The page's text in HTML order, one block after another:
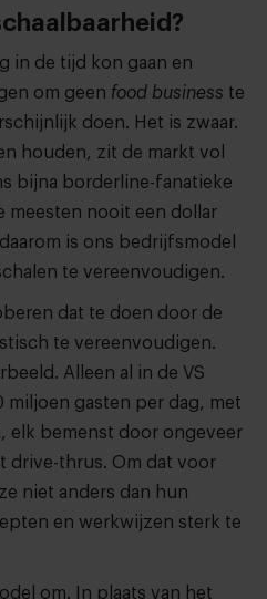
in de tijd kon gaan en
om geen food business te
doen. Het is zwaar.
houden, zit de markt vol
bijna borderline-fanatieke
meesten nooit een dollar
is ons bedrijfsmodel
te vereenvoudigen.
dat te doen door de
te vereenvoudigen.
Alleen al in de VS
miljoen gasten per dag, met
bemenst door ongeveer
drive-thrus. Om dat voor
niet anders dan hun
en werkwijzen sterk te
om. In plaats van het